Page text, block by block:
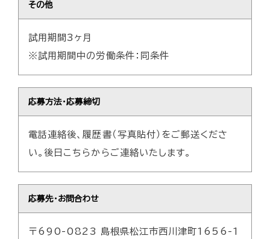
その他
試用期間3ヶ月
※試用期間中の労働条件：同条件
応募方法・応募締切
電話連絡後、履歴書（写真貼付）をご郵送くださ
い。後日こちらからご連絡いたします。
応募先・お問合わせ
〒690-0823 島根県松江市西川津町1656-1